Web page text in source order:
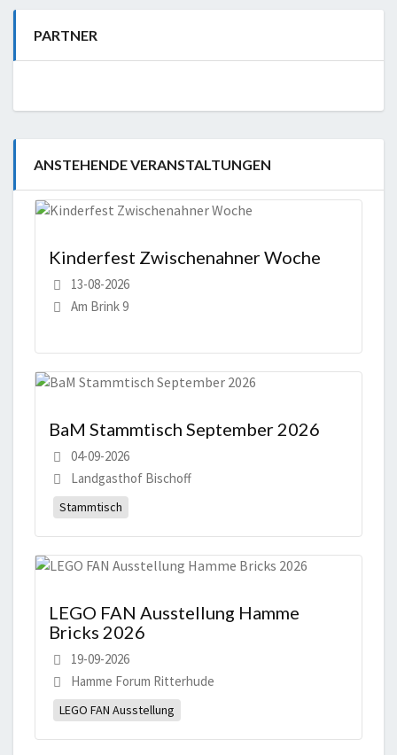
PARTNER
ANSTEHENDE VERANSTALTUNGEN
Kinderfest Zwischenahner Woche
13-08-2026
Am Brink 9
BaM Stammtisch September 2026
04-09-2026
Landgasthof Bischoff
Stammtisch
LEGO FAN Ausstellung Hamme
Bricks 2026
19-09-2026
Hamme Forum Ritterhude
LEGO FAN Ausstellung